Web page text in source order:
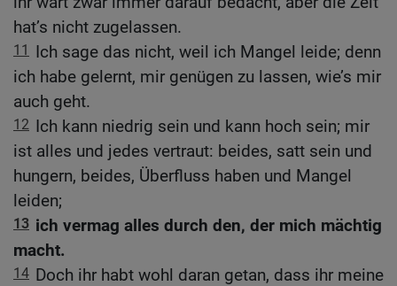
hat’s nicht zugelassen.
11
Ich sage das nicht, weil ich Mangel leide; denn
ich habe gelernt, mir genügen zu lassen, wie’s mir
auch geht.
12 Ich kann niedrig sein und kann hoch sein; mir
ist alles und jedes vertraut: beides, satt sein und
hungern, beides, Überfluss haben und Mangel
leiden;
13 ich vermag alles durch den, der mich mächtig
macht.
14 Doch ihr habt wohl daran getan, dass ihr meine